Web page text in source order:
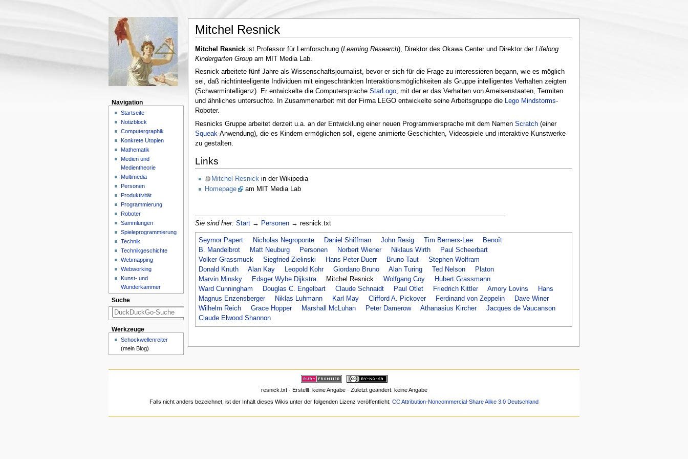
Mitchel Resnick
Mitchel Resnickist Professor für Lernforschung (Learning Research), Direktor des Okawa Center und Direktor der Lifelong
Kindergarten Groupam MIT Media Lab.
Resnick arbeitete fünf Jahre als Wissenschaftsjournalist, bevor er sich für die Frage zu interessieren begann, wie es möglich
sei, daß nichtinteeligente Individuen mit eingeschränkten Interaktionsmöglichkeiten als Gruppe intelligentes Verhalten zeigten
(Schwarmintelligenz). Er entwickelte die Computersprache StarLogo, mit der er das Verhalten von Ameisenstaaten, Termiten
und ähnliches untersuchte. In Zusammenarbeit mit der Firma LEGO entwickelte seine Arbeitsgruppe die Lego Mindstorms-
Roboter.
Resnicks Gruppe arbeitet derzeit u.a. an der Entwicklung einer neuen Programmiersprache mit dem Namen Scratch(einer
Squeak-Anwendung), die es Kindern ermöglichen soll, eigene animierte Geschichten, Videospiele und interaktive Kunstwerke
zu gestalten.
Links
Mitchel Resnickin der Wikipedia
Homepage
am MIT Media Lab
Sie sind hier: Start→ Personen→ resnick.txt
Seymor Papert Nicholas Negroponte Daniel Shiffman John Resig Tim Berners-Lee
Benoît
B. Mandelbrot
Matt Neuburg Personen Norbert Wiener Niklaus Wirth
Paul Scheerbart
Volker Grassmuck
Siegfried Zielinski Hans Peter Duerr Bruno Taut
Stephen Wolfram
Donald Knuth
Alan Kay Leopold Kohr Giordano Bruno Alan Turing Ted Nelson
Platon
Marvin Minsky
Edsger Wybe Dijkstra Mitchel Resnick Wolfgang Coy
Hubert Grassmann
Ward Cunningham
Douglas C. Engelbart Claude Schnaidt Paul Otlet Friedrich Kittler Amory Lovins
Hans
Magnus Enzensberger
Niklas Luhmann Karl May Clifford A. Pickover Ferdinand von Zeppelin
Dave Winer
Wilhelm Reich
Grace Hopper Marshall McLuhan Peter Damerow Athanasius Kircher
Jacques de Vaucanson
Claude Elwood Shannon
Navigation
Startseite
Notizblock
Computergraphik
Konkrete Utopien
Mathematik
Medien und
Medientheorie
Multimedia
Personen
Produktivität
Programmierung
Roboter
Sammlungen
Spieleprogrammierung
Technik
Technikgeschichte
Webmapping
Webworking
Kunst- und
Wunderkammer
Suche
Werkzeuge
Schockwellenreiter
(mein Blog)
resnick.txt · Erstellt: keine Angabe · Zuletzt geändert: keine Angabe
Falls nicht anders bezeichnet, ist der Inhalt dieses Wikis unter der folgenden Lizenz veröffentlicht: CC Attribution-Noncommercial-Share Alike 3.0 Deutschland